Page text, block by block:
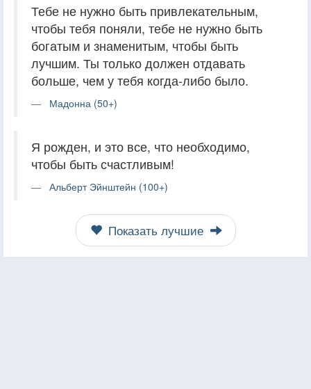
Тебе не нужно быть привлекательным,
чтобы тебя поняли, тебе не нужно быть
богатым и знаменитым, чтобы быть
лучшим. Ты только должен отдавать
больше, чем у тебя когда-либо было.
Мадонна (50+)
Я рожден, и это все, что необходимо,
чтобы быть счастливым!
Альберт Эйнштейн (100+)
Показать лучшие